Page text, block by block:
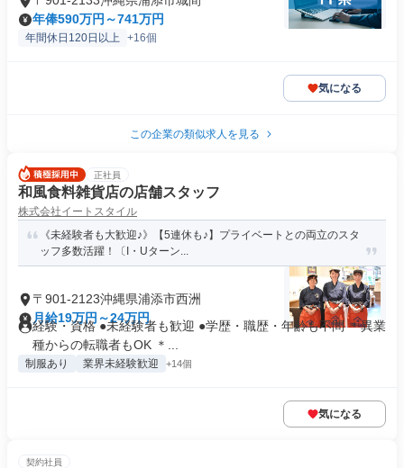
年俸590万円～741万円
年間休日120日以上 +16個
気になる
この企業の類似求人を見る
正社員
和風食料雑貨店の店舗スタッフ
株式会社イートスタイル
《未経験者も大歓迎♪》【5連休も♪】プライベートとの両立のスタ
ッフ多数活躍！〔I・Uターン...
〒901-2123沖縄県浦添市西洲
月給19万円～24万円
経験・資格 ●未経験者も歓迎 ●学歴・職歴・年齢も不問 ＊異業
種からの転職者もOK ＊...
制服あり 業界未経験歓迎 +14個
気になる
契約社員